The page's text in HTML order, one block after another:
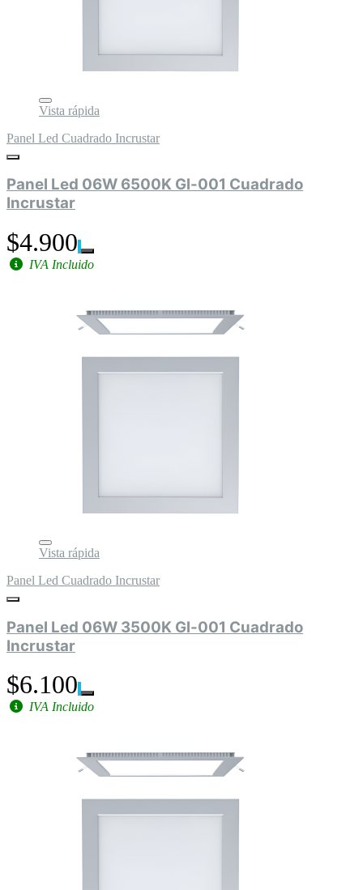
Vista rápida
Panel Led Cuadrado Incrustar
Panel Led 06W 6500K Gl-001 Cuadrado
Incrustar
$4.900
IVA Incluido
Vista rápida
Panel Led Cuadrado Incrustar
Panel Led 06W 3500K Gl-001 Cuadrado
Incrustar
$6.100
IVA Incluido